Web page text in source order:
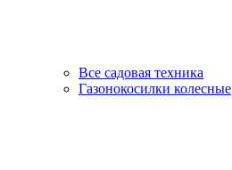
Все садовая техника
Газонокосилки колесные